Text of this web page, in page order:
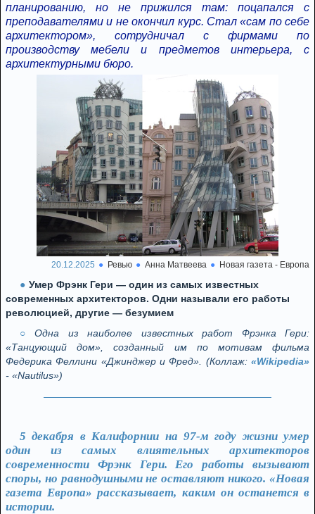
планированию, но не прижился там: поцапался с
преподавателями и не окончил курс. Стал «сам по себе
архитектором», сотрудничал с фирмами по
производству мебели и предметов интерьера, с
архитектурными бюро.
20.12.2025 Ревью Анна Матвеева Новая газета - Европа
Умер Фрэнк Гери — один из самых известных
современных архитекторов. Одни называли его работы
революцией, другие — безумием
Одна из наиболее известных работ Фрэнка Гери:
«Танцующий дом», созданный им по мотивам фильма
Федерика Феллини «Джинджер и Фред». (Коллаж: «Wikipedia»
- «Nautilus»)
5 декабря в Калифорнии на 97-м году жизни умер
один из самых влиятельных архитекторов
современности Фрэнк Гери. Его работы вызывают
споры, но равнодушными не оставляют никого. «Новая
газета Европа» рассказывает, каким он останется в
истории.